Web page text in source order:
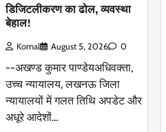
डिजिटलीकरण का ढोल, व्यवस्था
बेहाल!
Komal August 5, 2026 0
--अखण्ड कुमार पाण्डेयअधिवक्ता,
उच्च न्यायालय, लखनऊ जिला
न्यायालयों में गलत तिथि अपडेट और
अधूरे आदेशों…